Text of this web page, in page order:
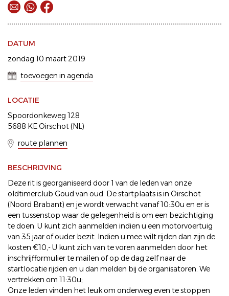
DATUM
zondag 10 maart 2019
toevoegen in agenda
LOCATIE
Spoordonkeweg 128
5688 KE Oirschot (NL)
route plannen
BESCHRIJVING
Deze rit is georganiseerd door 1 van de leden van onze
oldtimerclub Goud van oud. De startplaats is in Oirschot
(Noord Brabant) en je wordt verwacht vanaf 10:30u en er is
een tussenstop waar de gelegenheid is om een bezichtiging
te doen. U kunt zich aanmelden indien u een motorvoertuig
van 35 jaar of ouder bezit. Indien u mee wilt rijden dan zijn de
kosten €10,- U kunt zich van te voren aanmelden door het
inschrijfformulier te mailen of op de dag zelf naar de
startlocatie rijden en u dan melden bij de organisatoren. We
vertrekken om 11:30u;
Onze leden vinden het leuk om onderweg even te stoppen